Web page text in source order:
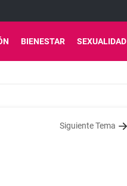
BIENESTAR SEXUALIDAD
Siguiente Tema